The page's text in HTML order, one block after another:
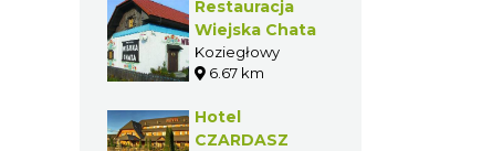
Restauracja
Wiejska Chata
Koziegłowy
6.67 km
Hotel
CZARDASZ